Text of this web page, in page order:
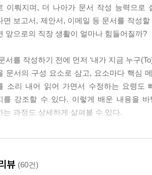
이뤄지며, 더 나아가 문서 작성 능력으
면 보고서, 제안서, 이메일 등 문서를 작성
앞으로의 직장 생활이 얼마나 힘들어질까?
서를 작성하기 전에 먼저 ‘내가 지금 누구
문서의 구성 요소로 삼고, 요소마다 핵심
소리 내어 읽어 가면서 수정하는 요령도
를 강조할 수 있다. 이렇게 배운 내용을
는 과정도 상세하게 살펴볼 수 있다.
뷰 (60건)